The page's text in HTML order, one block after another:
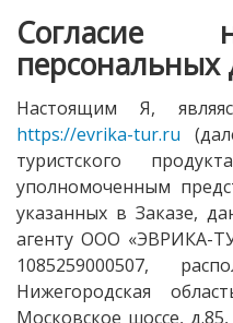
Согласие
Настоящим Я,
https://evrika-tur.ru
туристского
уполномоченным
указанных в Заказе,
агенту ООО «ЭВРИКА-
1085259000507,
Нижегородская
Московское шоссе,